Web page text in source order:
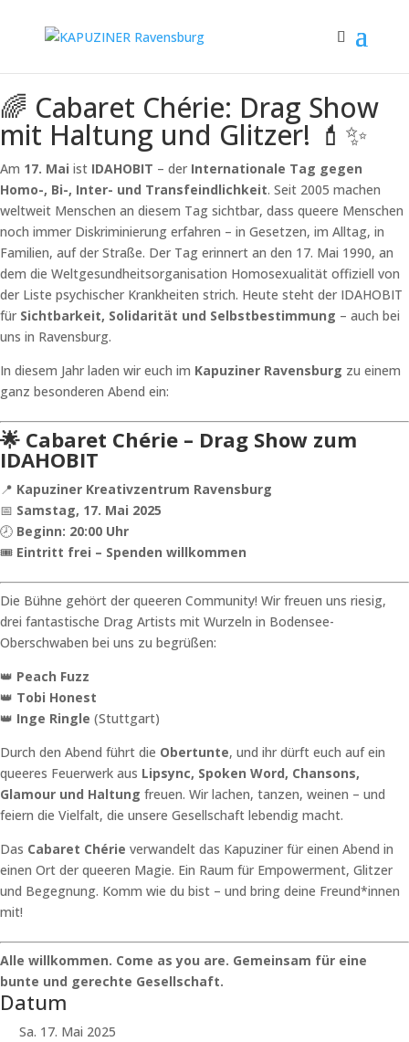
🌈 Cabaret Chérie: Drag Show
mit Haltung und Glitzer! 💄✨
Am 17. Mai ist IDAHOBIT – der Internationale Tag gegen
Homo-, Bi-, Inter- und Transfeindlichkeit. Seit 2005 machen
weltweit Menschen an diesem Tag sichtbar, dass queere Menschen
noch immer Diskriminierung erfahren – in Gesetzen, im Alltag, in
Familien, auf der Straße. Der Tag erinnert an den 17. Mai 1990, an
dem die Weltgesundheitsorganisation Homosexualität offiziell von
der Liste psychischer Krankheiten strich. Heute steht der IDAHOBIT
für Sichtbarkeit, Solidarität und Selbstbestimmung – auch bei
uns in Ravensburg.
In diesem Jahr laden wir euch im Kapuziner Ravensburg zu einem
ganz besonderen Abend ein:
🌟 Cabaret Chérie – Drag Show zum
IDAHOBIT
📍 Kapuziner Kreativzentrum Ravensburg
📅 Samstag, 17. Mai 2025
🕗 Beginn: 20:00 Uhr
🎟 Eintritt frei – Spenden willkommen
Die Bühne gehört der queeren Community! Wir freuen uns riesig,
drei fantastische Drag Artists mit Wurzeln in Bodensee-
Oberschwaben bei uns zu begrüßen:
👑 Peach Fuzz
👑 Tobi Honest
👑 Inge Ringle (Stuttgart)
Durch den Abend führt die Obertunte, und ihr dürft euch auf ein
queeres Feuerwerk aus Lipsync, Spoken Word, Chansons,
Glamour und Haltung freuen. Wir lachen, tanzen, weinen – und
feiern die Vielfalt, die unsere Gesellschaft lebendig macht.
Das Cabaret Chérie verwandelt das Kapuziner für einen Abend in
einen Ort der queeren Magie. Ein Raum für Empowerment, Glitzer
und Begegnung. Komm wie du bist – und bring deine Freund*innen
mit!
Alle willkommen. Come as you are. Gemeinsam für eine
bunte und gerechte Gesellschaft.
Datum
Sa. 17. Mai 2025